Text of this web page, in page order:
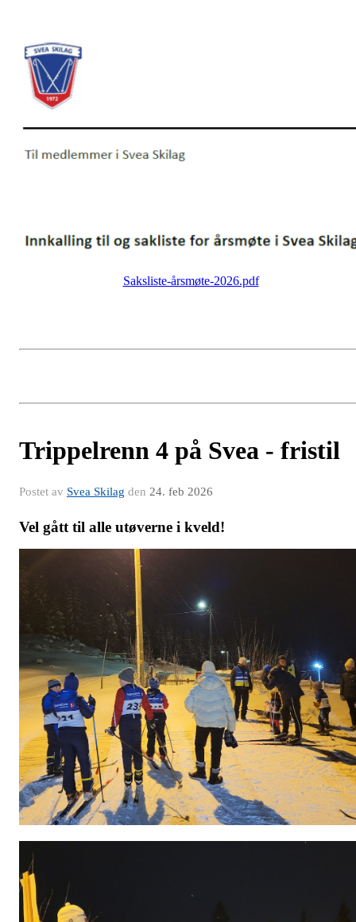
Saksliste-årsmøte-2026.pdf
Trippelrenn 4 på Svea - fristil
Postet av Svea Skilag den 24. feb 2026
Vel gått til alle utøverne i kveld!